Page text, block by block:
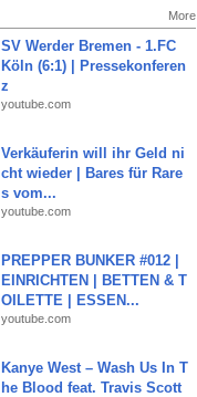
More
SV Werder Bremen - 1.FC
Köln (6:1) | Pressekonferen
z
youtube.com
Verkäuferin will ihr Geld ni
cht wieder | Bares für Rare
s vom...
youtube.com
PREPPER BUNKER #012 |
EINRICHTEN | BETTEN & T
OILETTE | ESSEN...
youtube.com
Kanye West – Wash Us In T
he Blood feat. Travis Scott